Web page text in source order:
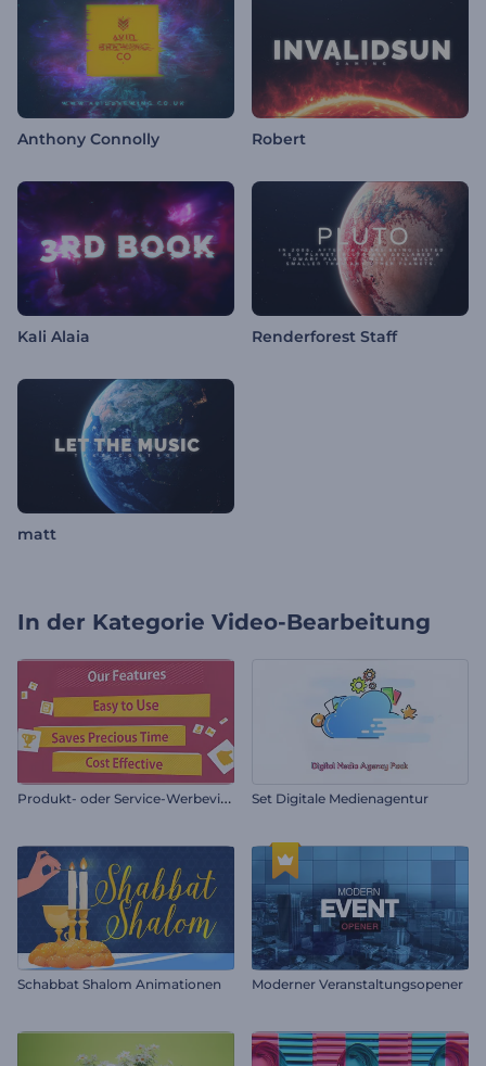
Anthony Connolly Robert
Kali Alaia Renderforest Staff
matt
In der Kategorie Video-Bearbeitung
P
rodukt- oder Service-Werbevideo Set Digitale Medienagentur
Schabbat Shalom Animationen Moderner Veranstaltungsopener